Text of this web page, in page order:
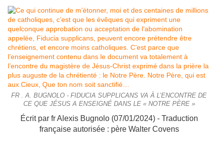
FR . A. BUGNOLO - FIDUCIA SUPPLICANS VA À L’ENCONTRE DE
CE QUE JÉSUS A ENSEIGNÉ DANS LE « NOTRE PÈRE »
Écrit par fr Alexis Bugnolo (07/01/2024) - Traduction
française autorisée : père Walter Covens